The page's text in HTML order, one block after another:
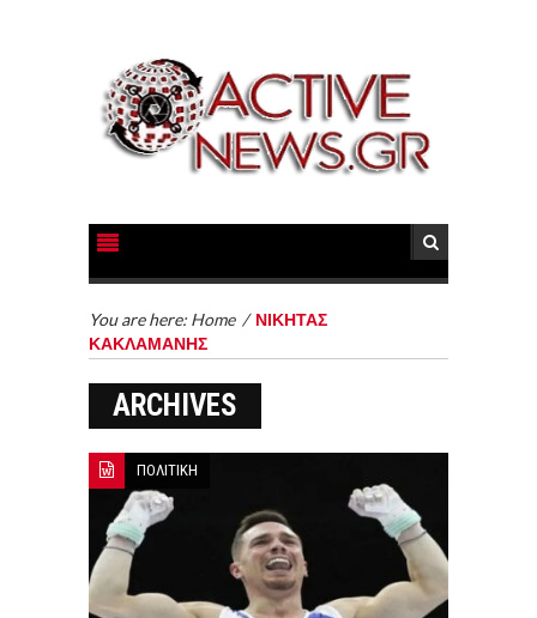
You are here: Home / ΝΙΚΗΤΑΣ
ΚΑΚΛΑΜΑΝΗΣ
ARCHIVES
ΠΟΛΙΤΙΚΗ